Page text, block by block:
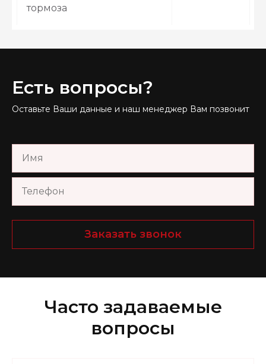
тормоза
Есть вопросы?
Оставьте Ваши данные и наш менеджер Вам позвонит
Заказать звонок
Часто задаваемые
вопросы